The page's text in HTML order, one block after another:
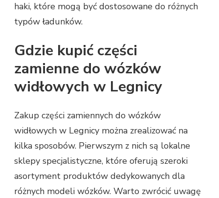
haki, które mogą być dostosowane do różnych
typów ładunków.
Gdzie kupić części
zamienne do wózków
widłowych w Legnicy
Zakup części zamiennych do wózków
widłowych w Legnicy można zrealizować na
kilka sposobów. Pierwszym z nich są lokalne
sklepy specjalistyczne, które oferują szeroki
asortyment produktów dedykowanych dla
różnych modeli wózków. Warto zwrócić uwagę